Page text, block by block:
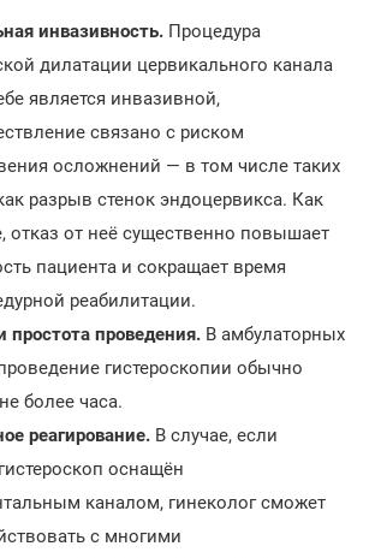
инвазивность.Процедура
дилатации цервикального канала
является инвазивной,
связано с риском
осложнений — в том числе таких
разрыв стенок эндоцервикса. Как
отказ от неё существенно повышает
пациента и сокращает время
реабилитации.
простота проведения. В амбулаторных
гистероскопии обычно
более часа.
реагирование.В случае, если
оснащён
каналом, гинеколог сможет
с многими